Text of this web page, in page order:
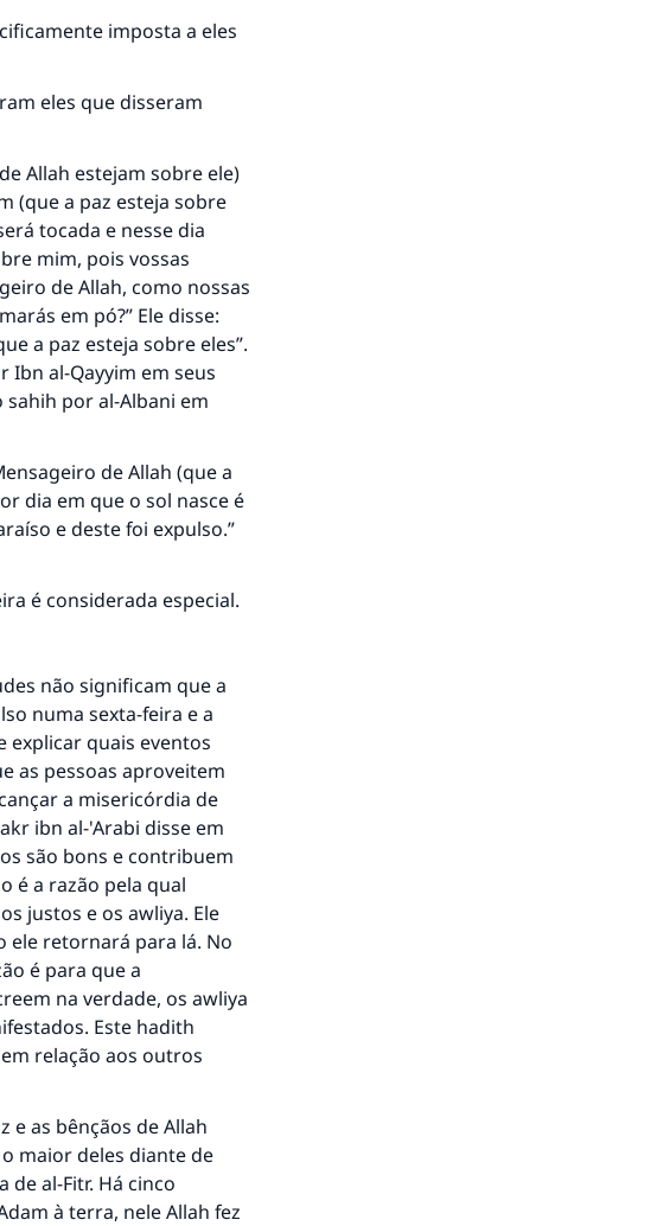
imposta a eles
eles que disseram
Allah estejam sobre ele)
(que a paz esteja sobre
tocada e nesse dia
mim, pois vossas
de Allah, como nossas
em pó?” Ele disse:
a paz esteja sobre eles”.
Ibn al-Qayyim em seus
sahih por al-Albani em
de Allah (que a
dia em que o sol nasce é
e deste foi expulso.”
é considerada especial.
não significam que a
numa sexta-feira e a
explicar quais eventos
as pessoas aproveitem
a misericórdia de
ibn al-'Arabi disse em
são bons e contribuem
é a razão pela qual
justos e os awliya. Ele
ele retornará para lá. No
é para que a
na verdade, os awliya
Este hadith
relação aos outros
e as bênçãos de Allah
maior deles diante de
de al-Fitr. Há cinco
à terra, nele Allah fez
casamento.
bom receberá a
fazem."